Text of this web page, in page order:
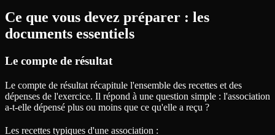
Ce que vous devez préparer : les
documents essentiels
Le compte de résultat
Le compte de résultat récapitule l'ensemble des recettes et des
dépenses de l'exercice. Il répond à une question simple : l'association
a-t-elle dépensé plus ou moins que ce qu'elle a reçu ?
Les recettes typiques d'une association :